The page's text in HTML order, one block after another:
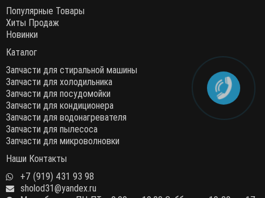
Популярные Товары
Хиты Продаж
Новинки
Каталог
Запчасти для стиральной машины
Запчасти для холодильника
Запчасти для посудомойки
Запчасти для кондиционера
Запчасти для водонагревателя
Запчасти для пылесоса
Запчасти для микроволновки
Наши Контакты
+7 (919) 431 93 98
sholod31@yandex.ru